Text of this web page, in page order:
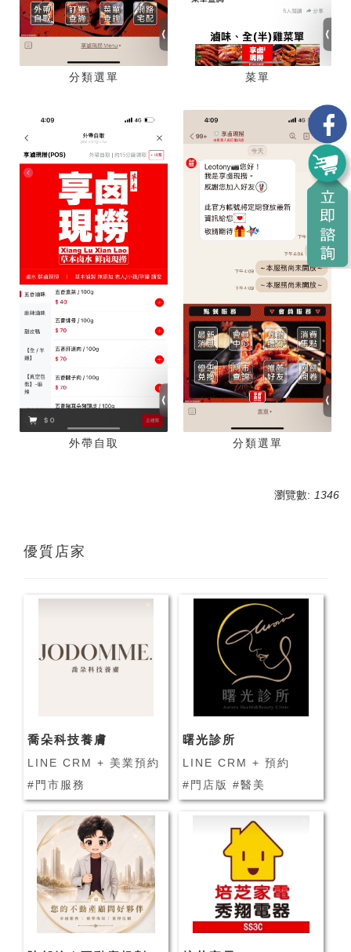
分類選單 菜單
外帶自取 分類選單
瀏覽數: 1346
優質店家
喬朵科技養膚
LINE CRM + 美業預約
#門市服務
曙光診所
LINE CRM + 預約
#門店版 #醫美